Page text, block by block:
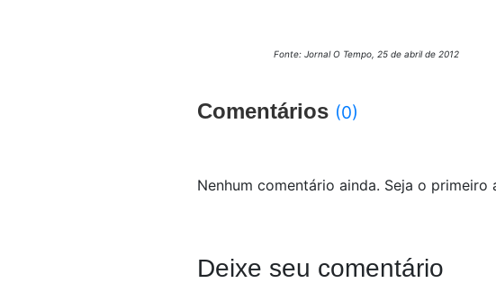
Fonte: Jornal O Tempo, 25 de abril de 2012
Comentários (0)
Nenhum comentário ainda. Seja o primeiro
Deixe seu comentário